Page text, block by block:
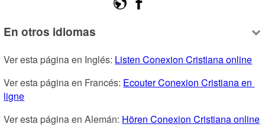
En otros idiomas
Ver esta página en Inglés: Listen Conexion Cristiana online
Ver esta página en Francés: Ecouter Conexion Cristiana en
ligne
Ver esta página en Alemán: Hören Conexion Cristiana online